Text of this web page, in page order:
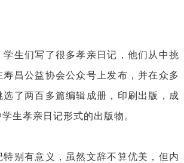
们写了很多孝亲日记，他们从中挑
昌公益协会公众号上发布，并在众多
了两百多篇编辑成册，印刷出版，成
生孝亲日记形式的出版物。
有意义，虽然文辞不算优美，但内